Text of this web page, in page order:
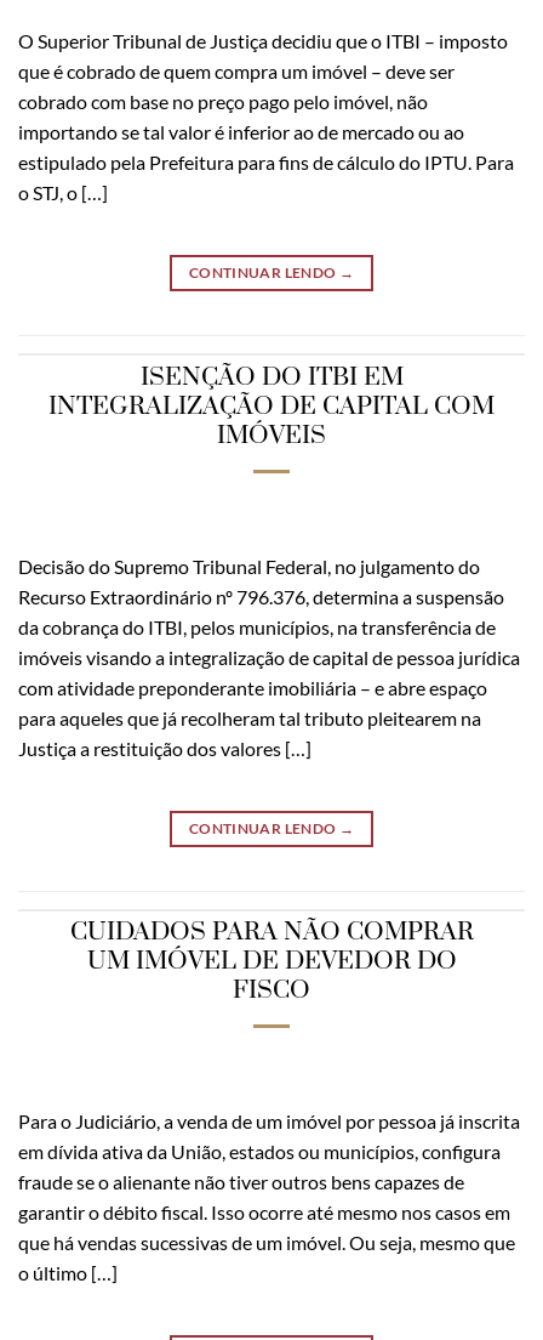
O Superior Tribunal de Justiça decidiu que o ITBI – imposto
que é cobrado de quem compra um imóvel – deve ser
cobrado com base no preço pago pelo imóvel, não
importando se tal valor é inferior ao de mercado ou ao
estipulado pela Prefeitura para fins de cálculo do IPTU. Para
o STJ, o […]
CONTINUAR LENDO →
ISENÇÃO DO ITBI EM
INTEGRALIZAÇÃO DE CAPITAL COM
IMÓVEIS
Decisão do Supremo Tribunal Federal, no julgamento do
Recurso Extraordinário nº 796.376, determina a suspensão
da cobrança do ITBI, pelos municípios, na transferência de
imóveis visando a integralização de capital de pessoa jurídica
com atividade preponderante imobiliária – e abre espaço
para aqueles que já recolheram tal tributo pleitearem na
Justiça a restituição dos valores […]
CONTINUAR LENDO →
CUIDADOS PARA NÃO COMPRAR
UM IMÓVEL DE DEVEDOR DO
FISCO
Para o Judiciário, a venda de um imóvel por pessoa já inscrita
em dívida ativa da União, estados ou municípios, configura
fraude se o alienante não tiver outros bens capazes de
garantir o débito fiscal. Isso ocorre até mesmo nos casos em
que há vendas sucessivas de um imóvel. Ou seja, mesmo que
o último […]